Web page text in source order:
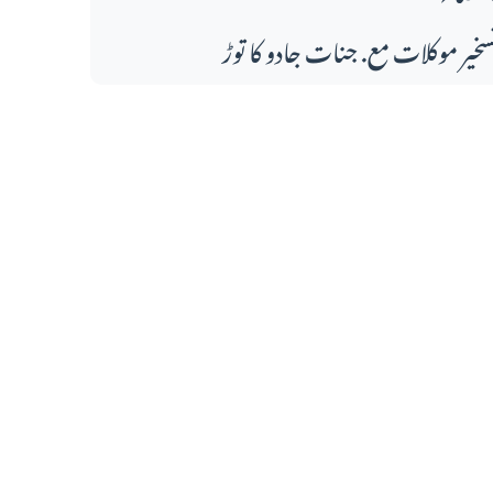
موکلات مع. جنات جادو کا توڑ